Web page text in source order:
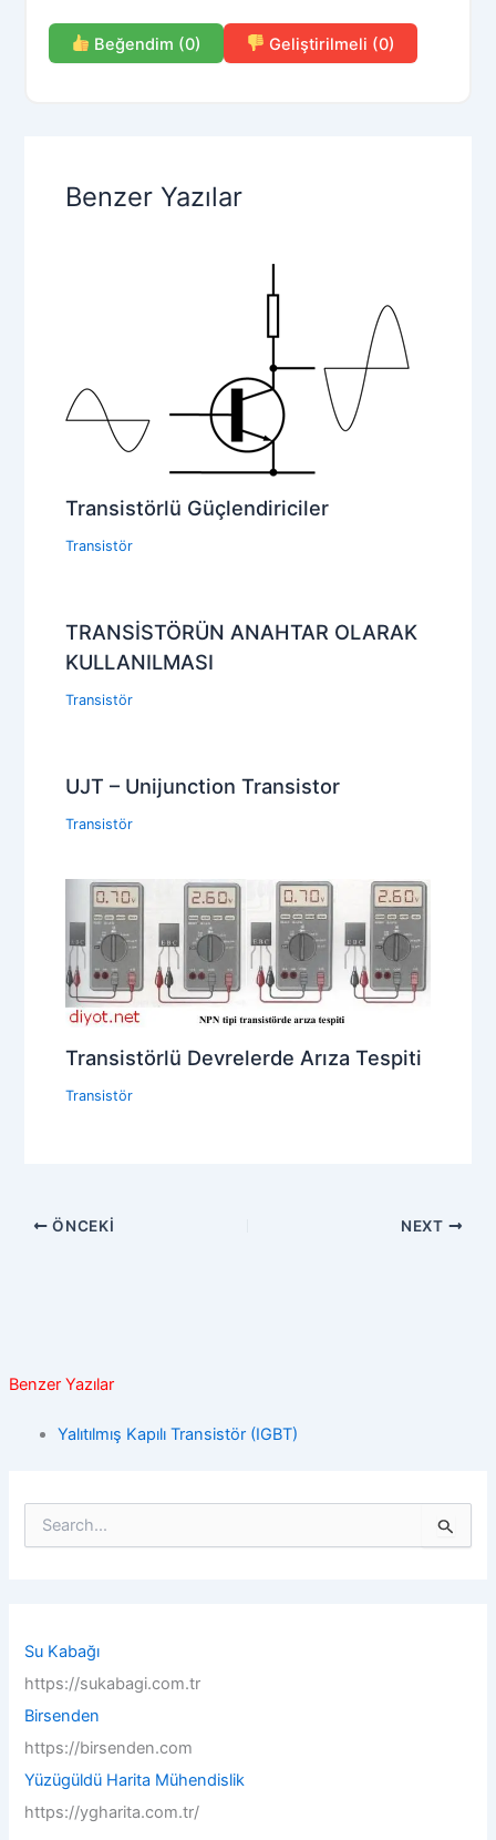
Beğendim (0) Geliştirilmeli (0)
Benzer Yazılar
Transistörlü Güçlendiriciler
Transistör
TRANSİSTÖRÜN ANAHTAR OLARAK
KULLANILMASI
Transistör
UJT – Unijunction Transistor
Transistör
Transistörlü Devrelerde Arıza Tespiti
Transistör
ÖNCEKI NEXT
Benzer Yazılar
Yalıtılmış Kapılı Transistör (IGBT)
f
r
:
Su Kabağı
https://sukabagi.com.tr
Birsenden
https://birsenden.com
Yüzügüldü Harita Mühendislik
https://ygharita.com.tr/